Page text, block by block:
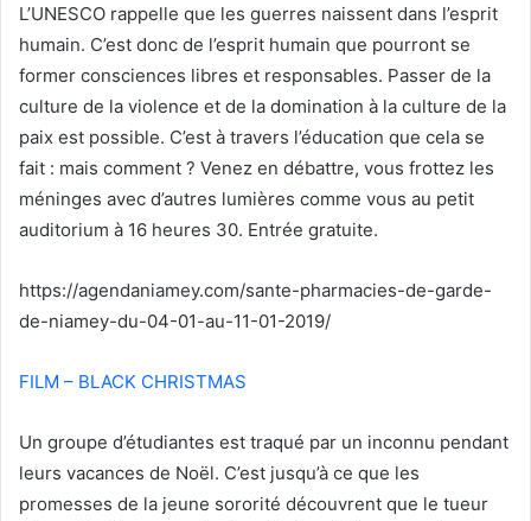
L’UNESCO rappelle que les guerres naissent dans l’esprit
humain. C’est donc de l’esprit humain que pourront se
former consciences libres et responsables. Passer de la
culture de la violence et de la domination à la culture de la
paix est possible. C’est à travers l’éducation que cela se
fait : mais comment ? Venez en débattre, vous frottez les
méninges avec d’autres lumières comme vous au petit
auditorium à 16 heures 30. Entrée gratuite.
https://agendaniamey.com/sante-pharmacies-de-garde-
de-niamey-du-04-01-au-11-01-2019/
FILM – BLACK CHRISTMAS
Un groupe d’étudiantes est traqué par un inconnu pendant
leurs vacances de Noël. C’est jusqu’à ce que les
promesses de la jeune sororité découvrent que le tueur